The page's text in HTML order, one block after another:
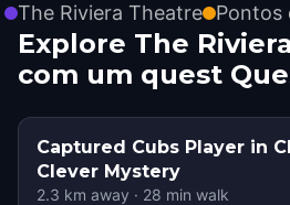
The Riviera Theatre Pontos
Explore The
com um quest
Captured Cubs Player in
Clever Mystery
2.3 km away · 28 min walk